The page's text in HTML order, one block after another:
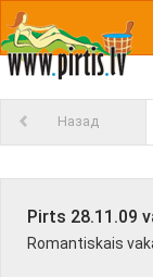
Назад
Pirts 28.11.09
Romantiskais